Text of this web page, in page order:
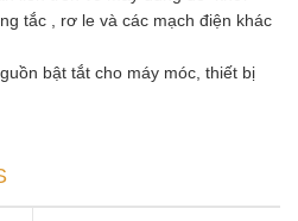
tắc , rơ le và các mạch điện khác
bật tắt cho máy móc, thiết bị